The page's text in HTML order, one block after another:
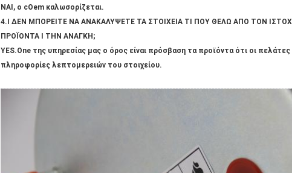
ΝΑΙ, ο cOem καλωσορίζεται.
4.I ΔΕΝ ΜΠΟΡΕΙΤΕ ΝΑ ΑΝΑΚΑΛΥΨΕΤΕ ΤΑ ΣΤΟΙΧΕΙΑ ΤΙ ΠΟΥ ΘΕΛΩ ΑΠΟ ΤΟΝ
ΠΡΟΪΟΝΤΑ Ι ΤΗΝ ΑΝΑΓΚΗ;
YES.One της υπηρεσίας μας ο όρος είναι πρόσβαση τα προϊόντα ότι οι
πληροφορίες λεπτομερειών του στοιχείου.